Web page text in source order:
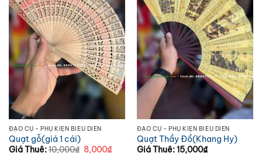
ĐẠO CỤ - PHỤ KIỆN BIỂU DIỄN
Quạt gỗ(giá 1 cái)
Giá Thuê:10,000₫ Giá
gốc
8,000₫Giá
ĐẠO CỤ - PHỤ KIỆN BIỂU DIỄN
Quạt Thầy Đồ(Khang Hy)
Giá Thuê:15,000₫